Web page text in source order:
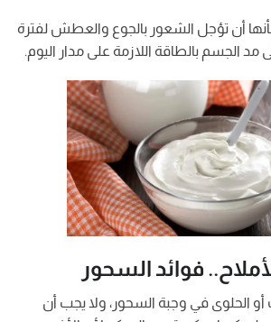
أن تؤجل الشعور بالجوع والعطش لفترة
مد الجسم بالطاقة اللازمة على مدار اليوم.
فوائد السحور
أو الحلوى في وجبة السحور، ولا يجب أن